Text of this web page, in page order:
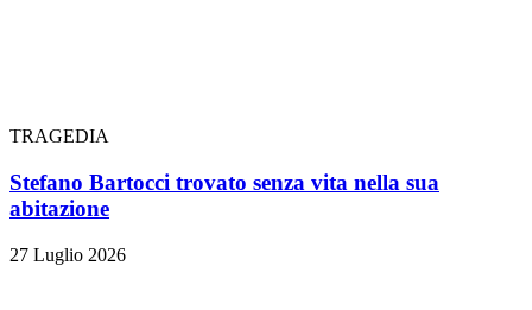
TRAGEDIA
Stefano Bartocci trovato senza vita nella sua
abitazione
27 Luglio 2026